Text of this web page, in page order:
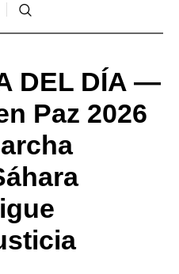
DEL DÍA —
Paz 2026